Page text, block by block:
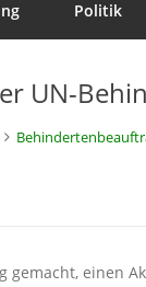
Politik
UN-
gemacht, einen